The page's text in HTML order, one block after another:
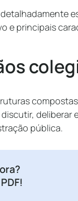
e principais
deliberar
pública.